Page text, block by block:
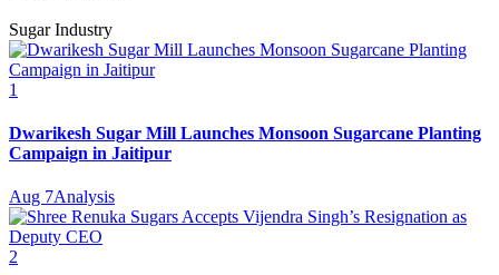
Sugar Industry
1
Dwarikesh Sugar Mill Launches Monsoon Sugarcane Planting
Campaign in Jaitipur
Aug 7Analysis
2